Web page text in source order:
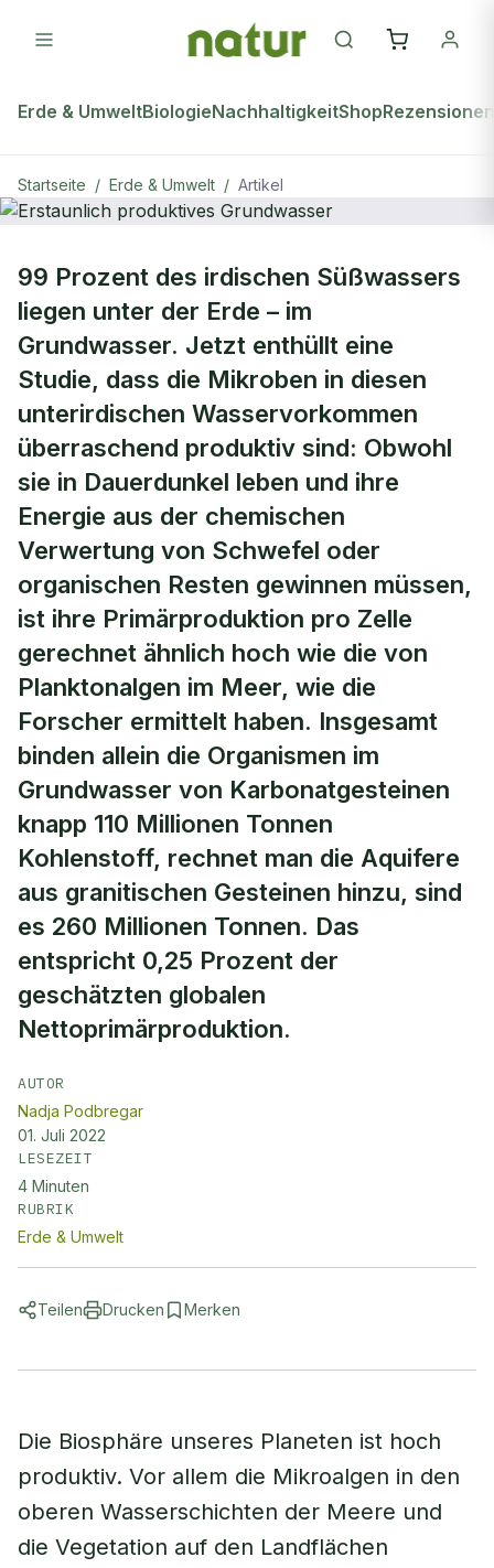
Erde & UmweltBiologieNachhaltigkeitShopRezensionen
Startseite / Erde & Umwelt / Artikel
Erstaunlich produktives
Grundwasser
99 Prozent des irdischen Süßwassers
liegen unter der Erde – im
Grundwasser. Jetzt enthüllt eine
Studie, dass die Mikroben in diesen
unterirdischen Wasservorkommen
überraschend produktiv sind: Obwohl
sie in Dauerdunkel leben und ihre
Energie aus der chemischen
Verwertung von Schwefel oder
organischen Resten gewinnen müssen,
ist ihre Primärproduktion pro Zelle
gerechnet ähnlich hoch wie die von
Planktonalgen im Meer, wie die
Forscher ermittelt haben. Insgesamt
binden allein die Organismen im
Grundwasser von Karbonatgesteinen
knapp 110 Millionen Tonnen
Kohlenstoff, rechnet man die Aquifere
aus granitischen Gesteinen hinzu, sind
es 260 Millionen Tonnen. Das
entspricht 0,25 Prozent der
geschätzten globalen
Nettoprimärproduktion.
AUTOR
Nadja Podbregar
01. Juli 2022
LESEZEIT
4 Minuten
RUBRIK
Erde & Umwelt
Teilen Drucken Merken
Die Biosphäre unseres Planeten ist hoch
produktiv. Vor allem die Mikroalgen in den
oberen Wasserschichten der Meere und
die Vegetation auf den Landflächen